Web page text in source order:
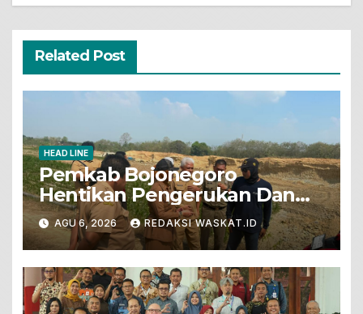
Related Post
HEAD LINE
Pemkab Bojonegoro
Hentikan Pengerukan Dan
Penjualan Tanah Dari Lahan
Pertanian
AGU 6, 2026 REDAKSI WASKAT.ID